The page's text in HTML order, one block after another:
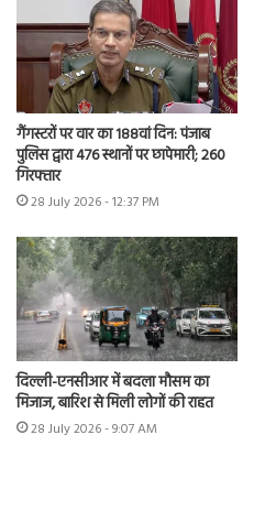
गैंगस्टरों पर वार का 188वां दिन: पंजाब
पुलिस द्वारा 476 स्थानों पर छापेमारी; 260
गिरफ्तार
28 July 2026 - 12:37 PM
दिल्ली-एनसीआर में बदला मौसम का
मिजाज, बारिश से मिली लोगों की राहत
28 July 2026 - 9:07 AM